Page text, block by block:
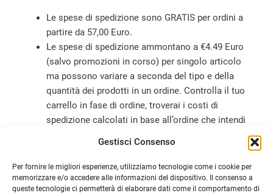
Gestisci Consenso
Per fornire le migliori esperienze, utilizziamo tecnologie come i cookie per
memorizzare e/o accedere alle informazioni del dispositivo. Il consenso a
queste tecnologie ci permetterà di elaborare dati come il comportamento di
Le spese di spedizione sono GRATIS per ordini a
partire da 57,00 Euro.
Le spese di spedizione ammontano a €4.49 Euro
(salvo promozioni in corso) per singolo articolo
ma possono variare a seconda del tipo e della
quantità dei prodotti in un ordine. Controlla il tuo
carrello in fase di ordine, troverai i costi di
spedizione calcolati in base all’ordine che intendi